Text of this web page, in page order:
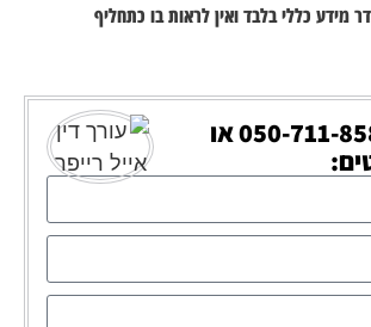
מידע כללי בלבד ואין לראות בו כתחליף
050-711-או